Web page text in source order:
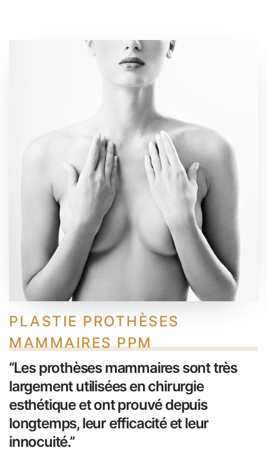
PLASTIE PROTHÈSES
MAMMAIRES PPM
‘‘Les prothèses mammaires sont très
largement utilisées en chirurgie
esthétique et ont prouvé depuis
longtemps, leur efficacité et leur
innocuité.’’